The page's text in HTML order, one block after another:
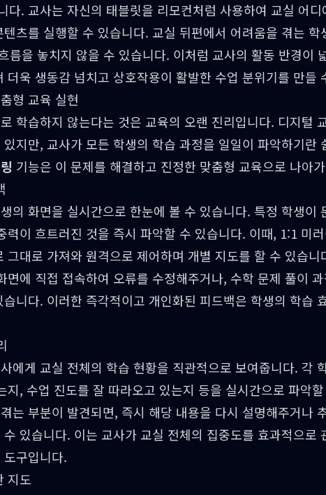
다. 교사는 자신의 태블릿을 리모컨처럼 사용하여 교실 어디
츠를 실행할 수 있습니다. 교실 뒤편에서 어려움을 겪는 학
름을 놓치지 않을 수 있습니다. 이처럼 교사의 활동 반경이
더욱 생동감 넘치고 상호작용이 활발한 수업 분위기를 만들
형 교육 실현
학습하지 않는다는 것은 교육의 오랜 진리입니다. 디지털
지만, 교사가 모든 학생의 학습 과정을 일일이 파악하기란
기능은 이 문제를 해결하고 진정한 맞춤형 교육으로 나아
의 화면을 실시간으로 한눈에 볼 수 있습니다. 특정 학생이
력이 흐트러진 것을 즉시 파악할 수 있습니다. 이때, 1:1 미
그대로 가져와 원격으로 제어하며 개별 지도를 할 수 있습니
면에 직접 접속하여 오류를 수정해주거나, 수학 문제 풀이
니다. 이러한 즉각적이고 개인화된 피드백은 학생의 학습
에게 교실 전체의 학습 현황을 직관적으로 보여줍니다. 각
지, 수업 진도를 잘 따라오고 있는지 등을 실시간으로 파악
는 부분이 발견되면, 즉시 해당 내용을 다시 설명해주거나
있습니다. 이는 교사가 교실 전체의 집중도를 효과적으로
구입니다.
지도